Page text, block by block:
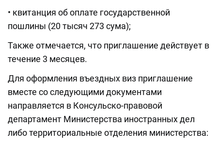
• квитанция об оплате государственной
пошлины (20 тысяч 273 сума);
Также отмечается, что приглашение действует в
течение 3 месяцев.
Для оформления въездных виз приглашение
вместе со следующими документами
направляется в Консульско-правовой
департамент Министерства иностранных дел
либо территориальные отделения министерства: